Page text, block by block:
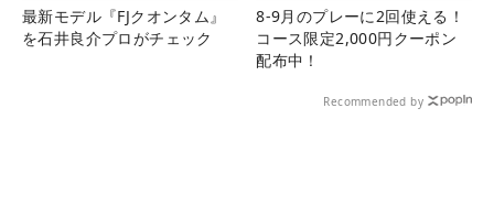
最新モデル『FJクオンタム』
を石井良介プロがチェック
8-9月のプレーに2回使える！
コース限定2,000円クーポン
配布中！
Recommended by